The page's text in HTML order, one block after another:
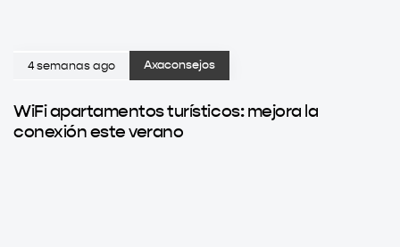
4 semanas ago Axaconsejos
WiFi apartamentos turísticos: mejora la
conexión este verano